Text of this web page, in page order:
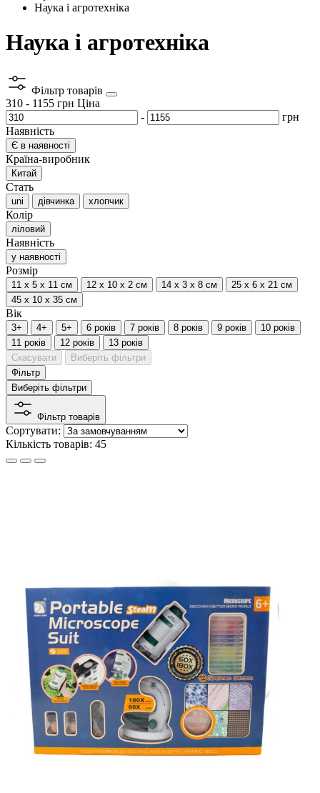
Наука і агротехніка
Наука і агротехніка
Фільтр товарів
310 - 1155 грн Ціна
-
грн
Наявність
Є в наявності
Країна-виробник
Китай
Стать
uni дівчинка хлопчик
Колір
ліловий
Наявність
у наявності
Розмір
11 х 5 х 11 см 12 х 10 х 2 см 14 х 3 х 8 см
25 х 6 х 21 см
45 х 10 х 35 см
Вік
3+ 4+ 5+ 6 років 7 років 8 років 9 років
10 років
11 років
12 років
13 років
Скасувати
Виберіть фільтри
Фільтр
Виберіть фільтри
Фільтр товарів
Сортувати:
Кількість товарів: 45